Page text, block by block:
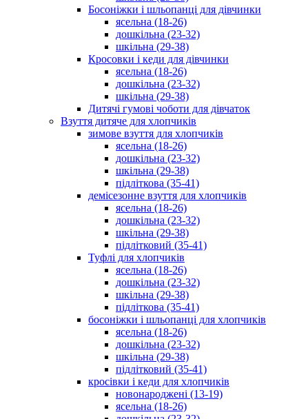
Босоніжки і шльопанці для дівчинки
ясельна (18-26)
дошкільна (23-32)
шкільна (29-38)
Кросовки і кеди для дівчинки
ясельна (18-26)
дошкільна (23-32)
шкільна (29-38)
Дитячі гумові чоботи для дівчаток
Взуття дитяче для хлопчиків
зимове взуття для хлопчиків
ясельна (18-26)
дошкільна (23-32)
шкільна (29-38)
підліткова (35-41)
демісезонне взуття для хлопчиків
ясельна (18-26)
дошкільна (23-32)
шкільна (29-38)
підлітковий (35-41)
Туфлі для хлопчиків
ясельна (18-26)
дошкільна (23-32)
шкільна (29-38)
підліткова (35-41)
босоніжки і шльопанці для хлопчиків
ясельна (18-26)
дошкільна (23-32)
шкільна (29-38)
підлітковий (35-41)
кросівки і кеди для хлопчиків
новонароджені (13-19)
ясельна (18-26)